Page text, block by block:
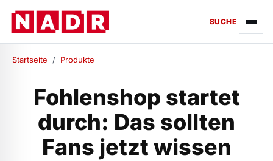
SUCHE
Startseite / Produkte
Fohlenshop startet
durch: Das sollten
Fans jetzt wissen